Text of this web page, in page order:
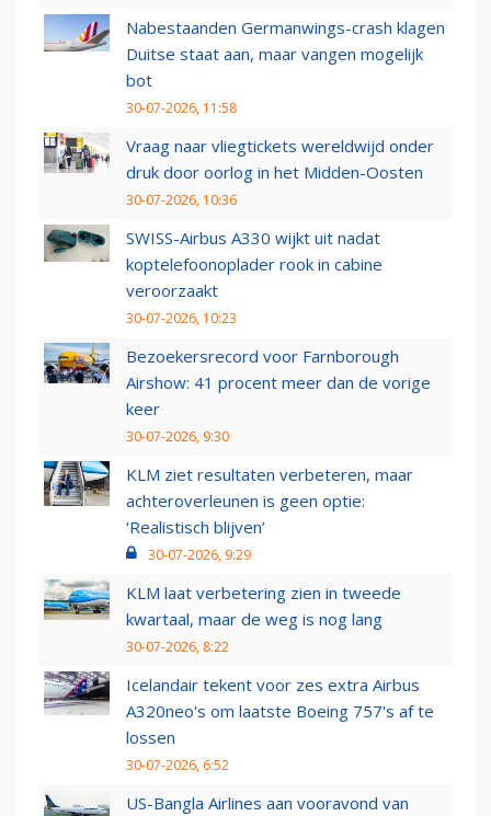
Nabestaanden Germanwings-crash klagen
Duitse staat aan, maar vangen mogelijk
bot
30-07-2026, 11:58
Vraag naar vliegtickets wereldwijd onder
druk door oorlog in het Midden-Oosten
30-07-2026, 10:36
SWISS-Airbus A330 wijkt uit nadat
koptelefoonoplader rook in cabine
veroorzaakt
30-07-2026, 10:23
Bezoekersrecord voor Farnborough
Airshow: 41 procent meer dan de vorige
keer
30-07-2026, 9:30
KLM ziet resultaten verbeteren, maar
achteroverleunen is geen optie:
‘Realistisch blijven’
30-07-2026, 9:29
KLM laat verbetering zien in tweede
kwartaal, maar de weg is nog lang
30-07-2026, 8:22
Icelandair tekent voor zes extra Airbus
A320neo's om laatste Boeing 757's af te
lossen
30-07-2026, 6:52
US-Bangla Airlines aan vooravond van